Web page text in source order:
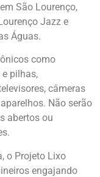
São Lourenço,
Jazz e
Águas.
como
pilhas,
câmeras
Não serão
abertos ou
o Projeto Lixo
engajando